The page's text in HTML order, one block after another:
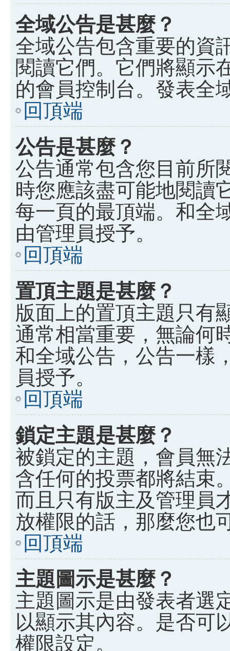
全域公告是甚麼？
全域公告包含重要的資
閱讀它們。它們將顯示
的會員控制台。發表全
回頂端
公告是甚麼？
公告通常包含您目前所
時您應該盡可能地閱讀
每一頁的最頂端。和全
由管理員授予。
回頂端
置頂主題是甚麼？
版面上的置頂主題只有
通常相當重要，無論何
和全域公告，公告一樣
員授予。
回頂端
鎖定主題是甚麼？
被鎖定的主題，會員無
含任何的投票都將結束
而且只有版主及管理員
放權限的話，那麼您也
回頂端
主題圖示是甚麼？
主題圖示是由發表者選
以顯示其內容。是否可
權限設定。